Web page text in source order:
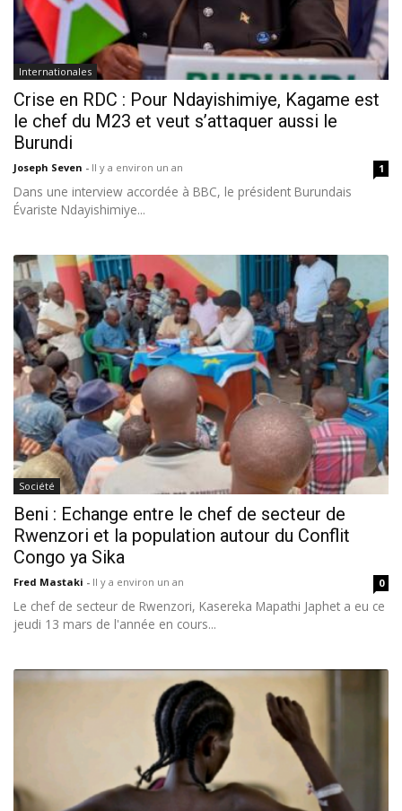
Internationales
Crise en RDC : Pour Ndayishimiye, Kagame est
le chef du M23 et veut s’attaquer aussi le
Burundi
Joseph Seven - Il y a environ un an 1
Dans une interview accordée à BBC, le président Burundais
Évariste Ndayishimiye...
Société
Beni : Echange entre le chef de secteur de
Rwenzori et la population autour du Conflit
Congo ya Sika
Fred Mastaki - Il y a environ un an 0
Le chef de secteur de Rwenzori, Kasereka Mapathi Japhet a eu ce
jeudi 13 mars de l'année en cours...